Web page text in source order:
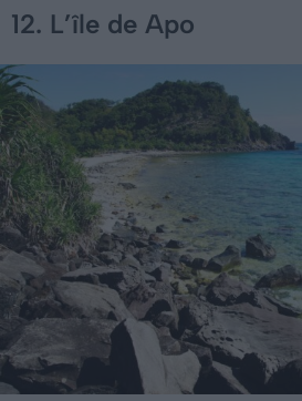
12. L’île de Apo